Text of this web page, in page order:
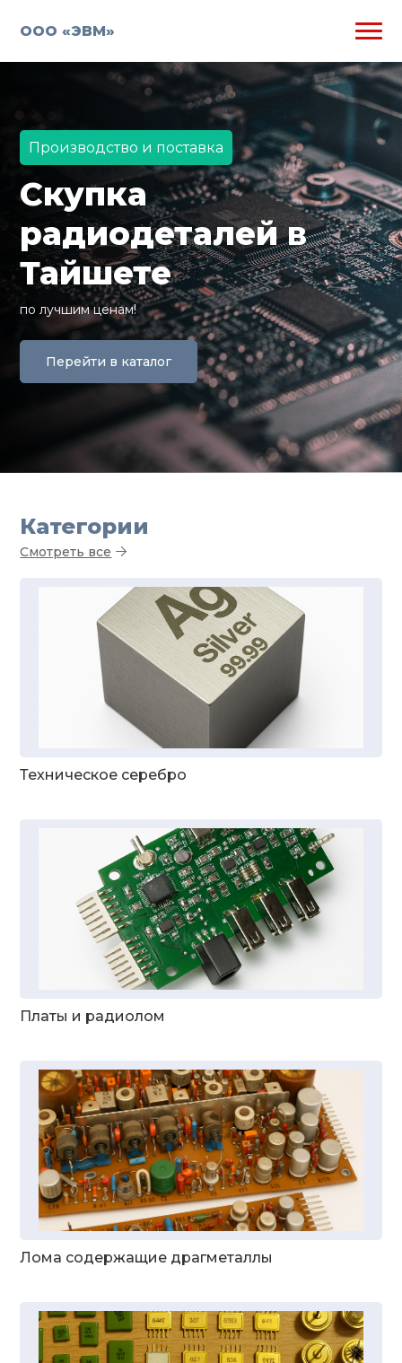
ООО «ЭВМ»
Производство и поставка
Скупка
радиодеталей в
Тайшете
по лучшим ценам!
Перейти в каталог
Категории
Смотреть все
Техническое серебро
Платы и радиолом
Лома содержащие драгметаллы